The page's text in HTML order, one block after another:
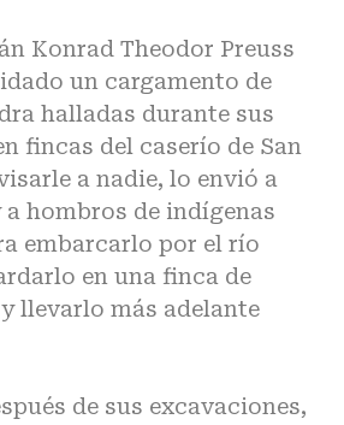
Konrad Theodor Preuss
un cargamento de
halladas durante sus
fincas del caserío de San
a nadie, lo envió a
hombros de indígenas
embarcarlo por el río
en una finca de
llevarlo más adelante
de sus excavaciones,